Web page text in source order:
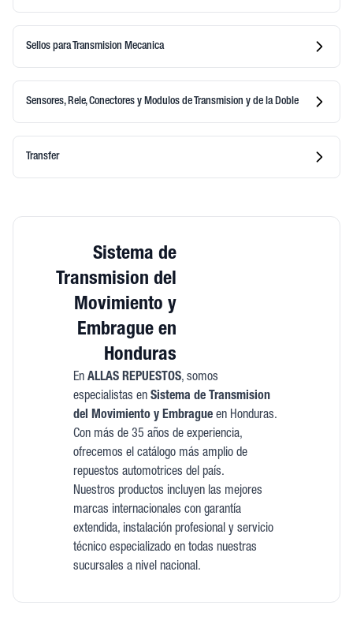
Sellos para Transmision Mecanica
Sensores, Rele, Conectores y Modulos de Transmision y de la Doble
Transfer
Sistema de
Transmision del
Movimiento y
Embrague en
Honduras
En ALLAS REPUESTOS, somos
especialistas en Sistema de Transmision
del Movimiento y Embragueen Honduras.
Con más de 35 años de experiencia,
ofrecemos el catálogo más amplio de
repuestos automotrices del país.
Nuestros productos incluyen las mejores
marcas internacionales con garantía
extendida, instalación profesional y servicio
técnico especializado en todas nuestras
sucursales a nivel nacional.